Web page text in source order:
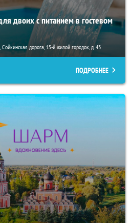
двоих с питанием в гостевом
Сойкинская дорога, 15-й жилой городок, д. 43
ПОДРОБНЕЕ